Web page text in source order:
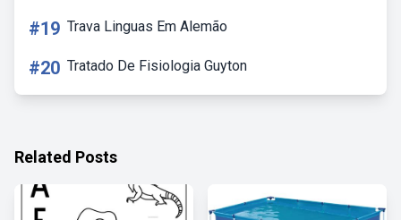
#19 Trava Linguas Em Alemão
#20 Tratado De Fisiologia Guyton
Related Posts